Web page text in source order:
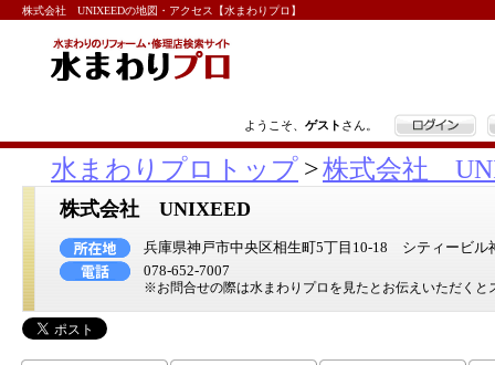
株式会社 UNIXEEDの地図・アクセス【水まわりプロ】
ようこそ、 ゲスト さん。 ログイン
水まわりプロトップ >株式会社
株式会社 UNIXEED
兵庫県神戸市中央区相生町5丁目10-18 シティービル
078-652-7007
※お問合せの際は水まわりプロを見たとお伝えいただくと